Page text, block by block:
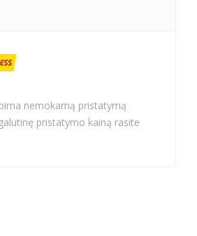
nemokamą pristatymą
pristatymo kainą rasite